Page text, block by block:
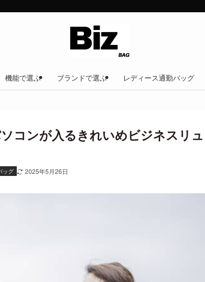
機能で選ぶ ブランドで選ぶ レディース通勤バッグ
コンが入るきれいめビジネスリュ
ッグ 2025年5月26日